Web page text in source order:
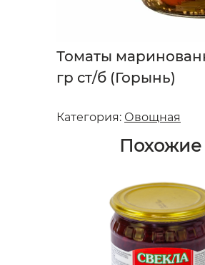
Томаты
гр ст/б (Горынь)
Категория: Овощная
Похожие